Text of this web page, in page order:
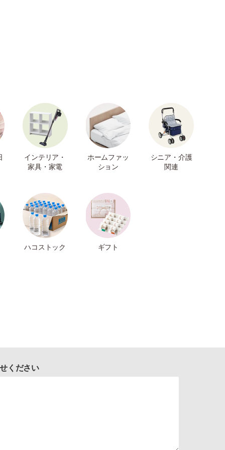
インテリア・
家具・家電
ホームファッ
ション
シニア・介護
関連
ハコストック ギフト
ください